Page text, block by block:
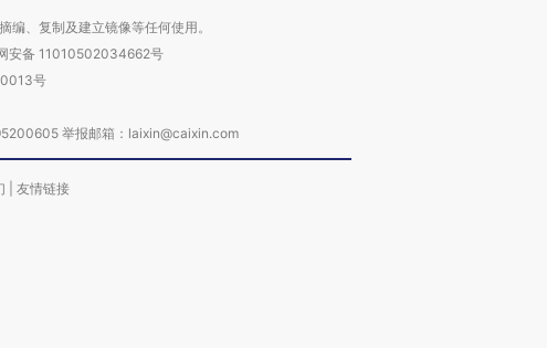
、复制及建立镜像等任何使用。
安备 11010502034662号
号
举报邮箱：laixin@caixin.com
友情链接